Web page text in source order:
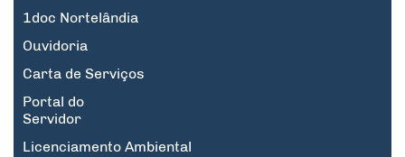
1doc Nortelândia
Ouvidoria
Carta de Serviços
Portal do
Servidor
Licenciamento Ambiental